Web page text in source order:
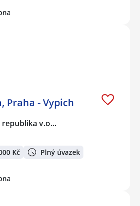
Praha - Vypich
republika v.o…
Kč Plný úvazek